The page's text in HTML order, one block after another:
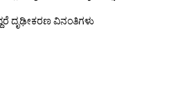
ದೃಢೀಕರಣ ವಿನಂತಿಗಳು